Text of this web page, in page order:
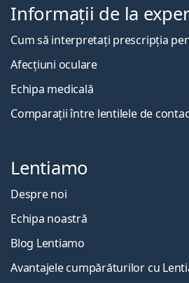
Informații de la
Cum să interpretați prescripția
Afecțiuni oculare
Echipa medicală
Comparații între lentilele de
Lentiamo
Despre noi
Echipa noastră
Blog Lentiamo
Avantajele cumpărăturilor cu